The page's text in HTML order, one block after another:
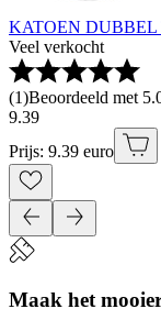
KATOEN DUBBEL
Veel verkocht
(1)Beoordeeld met
9.39
Prijs: 9.39 euro
Maak het